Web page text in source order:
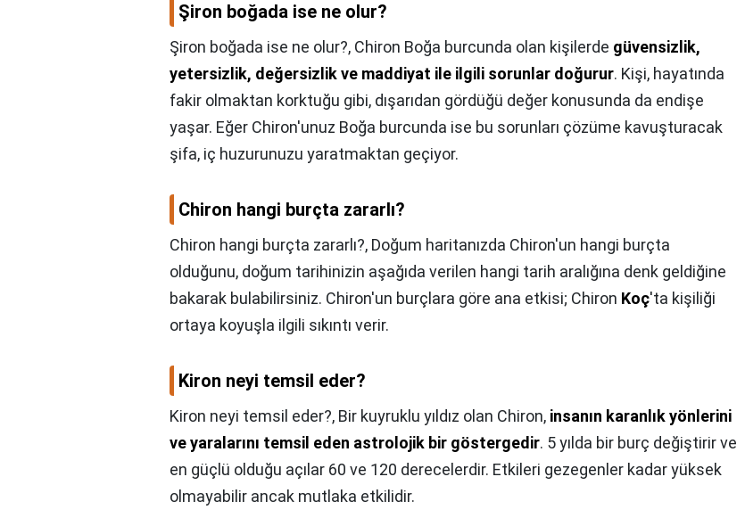
Şiron boğada ise ne olur?
Şiron boğada ise ne olur?, Chiron Boğa burcunda olan kişilerde güvensizlik,
yetersizlik, değersizlik ve maddiyat ile ilgili sorunlar doğurur. Kişi, hayatında
fakir olmaktan korktuğu gibi, dışarıdan gördüğü değer konusunda da endişe
yaşar. Eğer Chiron'unuz Boğa burcunda ise bu sorunları çözüme kavuşturacak
şifa, iç huzurunuzu yaratmaktan geçiyor.
Chiron hangi burçta zararlı?
Chiron hangi burçta zararlı?, Doğum haritanızda Chiron'un hangi burçta
olduğunu, doğum tarihinizin aşağıda verilen hangi tarih aralığına denk geldiğine
bakarak bulabilirsiniz. Chiron'un burçlara göre ana etkisi; Chiron Koç'ta kişiliği
ortaya koyuşla ilgili sıkıntı verir.
Kiron neyi temsil eder?
Kiron neyi temsil eder?, Bir kuyruklu yıldız olan Chiron, insanın karanlık yönlerini
ve yaralarını temsil eden astrolojik bir göstergedir. 5 yılda bir burç değiştirir ve
en güçlü olduğu açılar 60 ve 120 derecelerdir. Etkileri gezegenler kadar yüksek
olmayabilir ancak mutlaka etkilidir.